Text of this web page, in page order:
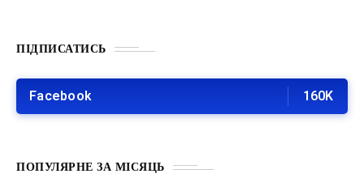
ПІДПИСАТИСЬ
Facebook 160K
ПОПУЛЯРНЕ ЗА МІСЯЦЬ